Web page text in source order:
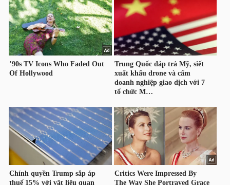
(-)
VS-
SECTOR
NĂNG
LƯỢNG